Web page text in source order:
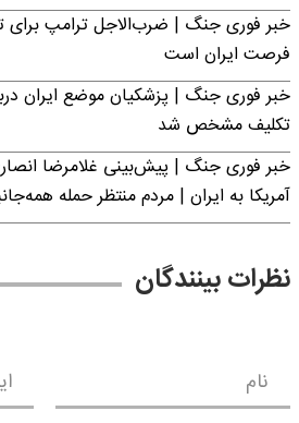
خبر فوری جنگ | ضرب‌الاجل ترامپ برای
فرصت ایران است
خبر فوری جنگ | پزشکیان موضع ایران
تکلیف مشخص شد
خبر فوری جنگ | پیش‌بینی غلامرضا
آمریکا به ایران | مردم منتظر حمله
نظرات بینندگان
نام